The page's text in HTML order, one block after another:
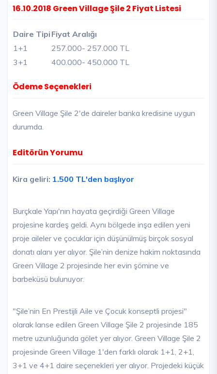
16.10.2018 Green Village Şile 2 Fiyat Listesi
Daire Tipi Fiyat Aralığı
1+1
257.000- 257.000 TL
3+1
400.000- 450.000 TL
Ödeme Seçenekleri
Green Village Şile 2'de daireler banka kredisine uygun
durumda.
Editörün Yorumu
Kira geliri: 1.500 TL'den başlıyor
Burçkale Yapı'nın hayata geçirdiği Green Village
projesine kardeş geldi. Aynı bölgede inşa edilen yeni
proje aileler ve çocuklar için düşünülmüş birçok sosyal
donatı alanı yer alıyor. Şile’nin denize hakim noktasında
Green Village 2 projesinde her evin şömine ve
barbeküsü bulunuyor.
"Şile’nin En Prestijli Aile ve Çocuk konseptli projesi"
olarak lanse edilen Green Village Şile 2 projesinde 185
metre uzunluğunda gölet yer alıyor. Green Village Şile 2
projesinde Green Village 1'den farklı olarak 1+1, 2+1,
3+1 ve 4+1 daire seçenekleri yer alıyor. Projedeki küçük